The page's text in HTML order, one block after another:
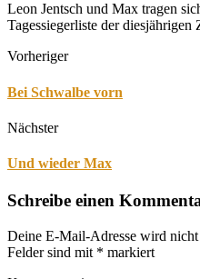
Leon Jentsch und Max tragen
Tagessiegerliste der diesjährigen
Vorheriger
Bei Schwalbe vorn
Nächster
Und wieder Max
Schreibe einen
Deine E-Mail-Adresse wird
Felder sind mit * markiert